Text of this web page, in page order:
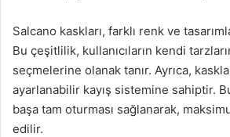
Salcano kaskları, farklı renk ve
Bu çeşitlilik, kullanıcıların kendi
seçmelerine olanak tanır. Ayrıca,
ayarlanabilir kayış sistemine sahiptir.
başa tam oturması sağlanarak,
edilir.